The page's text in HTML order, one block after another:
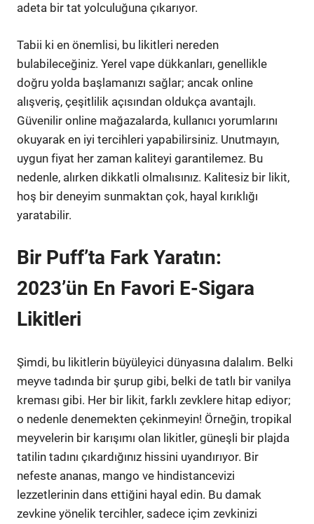
adeta bir tat yolculuğuna çıkarıyor.
Tabii ki en önemlisi, bu likitleri nereden
bulabileceğiniz. Yerel vape dükkanları, genellikle
doğru yolda başlamanızı sağlar; ancak online
alışveriş, çeşitlilik açısından oldukça avantajlı.
Güvenilir online mağazalarda, kullanıcı yorumlarını
okuyarak en iyi tercihleri yapabilirsiniz. Unutmayın,
uygun fiyat her zaman kaliteyi garantilemez. Bu
nedenle, alırken dikkatli olmalısınız. Kalitesiz bir likit,
hoş bir deneyim sunmaktan çok, hayal kırıklığı
yaratabilir.
Bir Puff’ta Fark Yaratın:
2023’ün En Favori E-Sigara
Likitleri
Şimdi, bu likitlerin büyüleyici dünyasına dalalım. Belki
meyve tadında bir şurup gibi, belki de tatlı bir vanilya
kreması gibi. Her bir likit, farklı zevklere hitap ediyor;
o nedenle denemekten çekinmeyin! Örneğin, tropikal
meyvelerin bir karışımı olan likitler, güneşli bir plajda
tatilin tadını çıkardığınız hissini uyandırıyor. Bir
nefeste ananas, mango ve hindistancevizi
lezzetlerinin dans ettiğini hayal edin. Bu damak
zevkine yönelik tercihler, sadece içim zevkinizi